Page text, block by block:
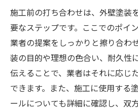
施工前の打ち合わせは、外壁塗装
要なステップです。ここでのポイ
業者の提案をしっかりと擦り合わ
装の目的や理想の色合い、耐久性
伝えることで、業者はそれに応じ
できます。また、施工に使用する
ールについても詳細に確認し、双